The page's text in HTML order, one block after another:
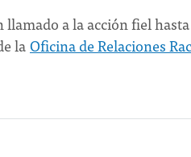
a la acción fiel
laOficina de Relaciones